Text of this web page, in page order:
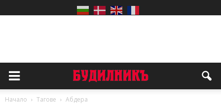
Начало Тагове Абдера